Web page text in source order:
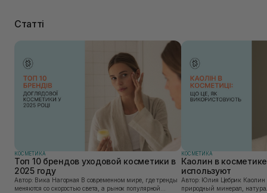
Статті
КОСМЕТИКА
Топ 10 брендов уходовой косметики в
2025 году
Автор: Вика Нагорная В современном мире, где тренды
меняются со скоростью света, а рынок популярной
КОСМЕТИКА
Каолин в
используют
Автор: Юлия Цебрик Каолин в косметологии – это
природный минерал,